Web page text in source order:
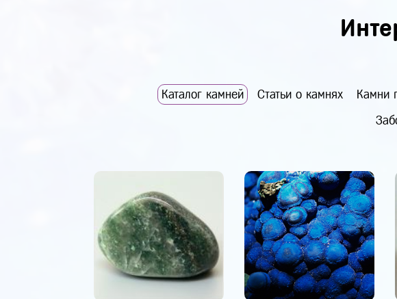
Каталог камней Статьи о камнях Камни